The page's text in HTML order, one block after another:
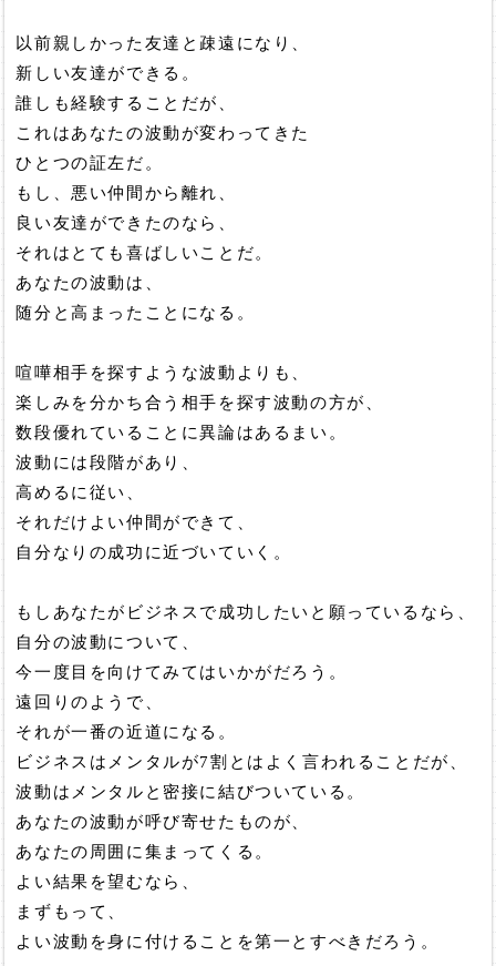
以前親しかった友達と疎遠になり、
新しい友達ができる。
誰しも経験することだが、
これはあなたの波動が変わってきた
ひとつの証左だ。
もし、悪い仲間から離れ、
良い友達ができたのなら、
それはとても喜ばしいことだ。
あなたの波動は、
随分と高まったことになる。
喧嘩相手を探すような波動よりも、
楽しみを分かち合う相手を探す波動の方が、
数段優れていることに異論はあるまい。
波動には段階があり、
高めるに従い、
それだけよい仲間ができて、
自分なりの成功に近づいていく。
もしあなたがビジネスで成功したいと願っているなら、
自分の波動について、
今一度目を向けてみてはいかがだろう。
遠回りのようで、
それが一番の近道になる。
ビジネスはメンタルが7割とはよく言われることだが、
波動はメンタルと密接に結びついている。
あなたの波動が呼び寄せたものが、
あなたの周囲に集まってくる。
よい結果を望むなら、
まずもって、
よい波動を身に付けることを第一とすべきだろう。